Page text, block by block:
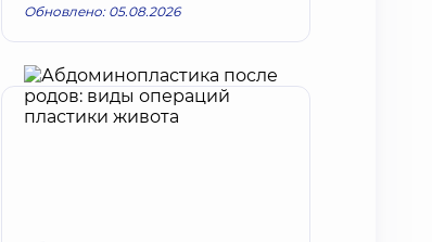
Обновлено: 05.08.2026